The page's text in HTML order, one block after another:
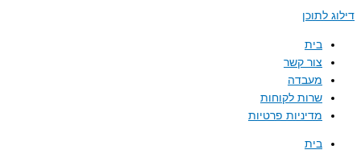
דילוג לתוכן
בית
צור קשר
מעבדה
שרות לקוחות
מדיניות פרטיות
בית